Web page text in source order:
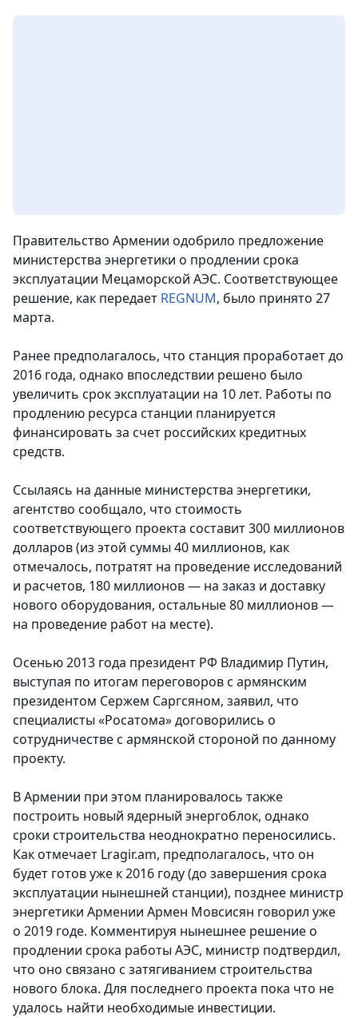
Правительство Армении одобрило предложение
министерства энергетики о продлении срока
эксплуатации Мецаморской АЭС. Соответствующее
решение, как передает REGNUM, было принято 27
марта.
Ранее предполагалось, что станция проработает до
2016 года, однако впоследствии решено было
увеличить срок эксплуатации на 10 лет. Работы по
продлению ресурса станции планируется
финансировать за счет российских кредитных
средств.
Ссылаясь на данные министерства энергетики,
агентство сообщало, что стоимость
соответствующего проекта составит 300 миллионов
долларов (из этой суммы 40 миллионов, как
отмечалось, потратят на проведение исследований
и расчетов, 180 миллионов — на заказ и доставку
нового оборудования, остальные 80 миллионов —
на проведение работ на месте).
Осенью 2013 года президент РФ Владимир Путин,
выступая по итогам переговоров с армянским
президентом Сержем Саргсяном, заявил, что
специалисты «Росатома» договорились о
сотрудничестве с армянской стороной по данному
проекту.
В Армении при этом планировалось также
построить новый ядерный энергоблок, однако
сроки строительства неоднократно переносились.
Как отмечает Lragir.am, предполагалось, что он
будет готов уже к 2016 году (до завершения срока
эксплуатации нынешней станции), позднее министр
энергетики Армении Армен Мовсисян говорил уже
о 2019 годе. Комментируя нынешнее решение о
продлении срока работы АЭС, министр подтвердил,
что оно связано с затягиванием строительства
нового блока. Для последнего проекта пока что не
удалось найти необходимые инвестиции.